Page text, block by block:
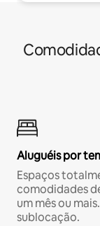
Aluguéis por
Espaços
comodidades
um mês ou
sublocação.